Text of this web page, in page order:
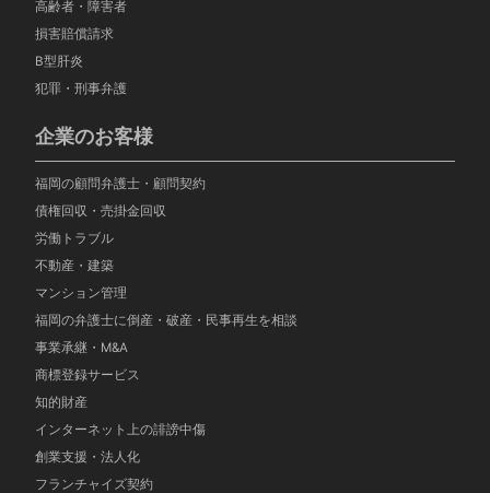
高齢者・障害者
損害賠償請求
B型肝炎
犯罪・刑事弁護
企業のお客様
福岡の顧問弁護士・顧問契約
債権回収・売掛金回収
労働トラブル
不動産・建築
マンション管理
福岡の弁護士に倒産・破産・民事再生を相談
事業承継・M&A
商標登録サービス
知的財産
インターネット上の誹謗中傷
創業支援・法人化
フランチャイズ契約